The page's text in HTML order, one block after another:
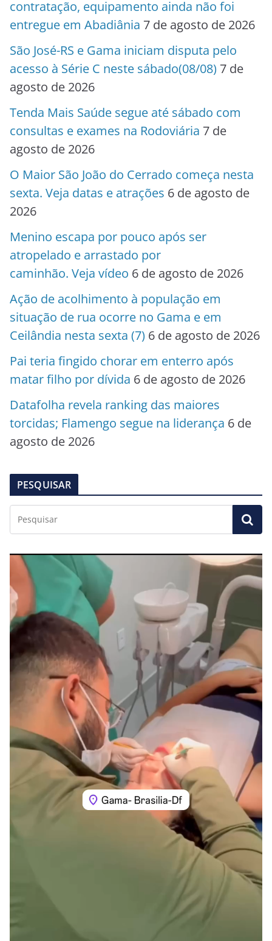
contratação, equipamento ainda não foi
entregue em Abadiânia 7 de agosto de 2026
São José-RS e Gama iniciam disputa pelo
acesso à Série C neste sábado(08/08) 7 de
agosto de 2026
Tenda Mais Saúde segue até sábado com
consultas e exames na Rodoviária 7 de
agosto de 2026
O Maior São João do Cerrado começa nesta
sexta. Veja datas e atrações 6 de agosto de
2026
Menino escapa por pouco após ser
atropelado e arrastado por
caminhão. Veja vídeo 6 de agosto de 2026
Ação de acolhimento à população em
situação de rua ocorre no Gama e em
Ceilândia nesta sexta (7) 6 de agosto de 2026
Pai teria fingido chorar em enterro após
matar filho por dívida 6 de agosto de 2026
Datafolha revela ranking das maiores
torcidas; Flamengo segue na liderança 6 de
agosto de 2026
PESQUISAR